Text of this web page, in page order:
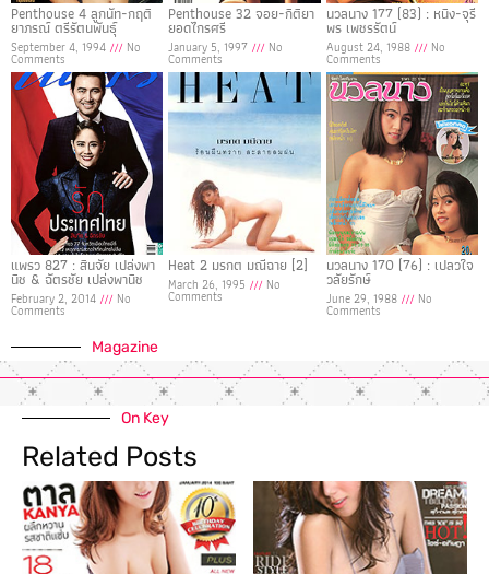
Penthouse 4 ลูกนัท-กฤติ
ยาภรณ์ ตรีรัตนพันธุ์
September 4, 1994 No
Comments
Penthouse 32 จอย-กิติยา
ยอดไกรศรี
January 5, 1997 No
Comments
นวลนาง 177 (83) : หนิง-จุรี
พร เพชรรัตน์
August 24, 1988 No
Comments
แพรว 827 : สินจัย เปล่งพา
นิช & ฉัตรชัย เปล่งพานิช
February 2, 2014 No
Comments
Heat 2 มรกต มณีฉาย [2]
March 26, 1995 No
Comments
นวลนาง 170 (76) : เปลวใจ
วลัยรักษ์
June 29, 1988 No
Comments
Magazine
On Key
Related Posts